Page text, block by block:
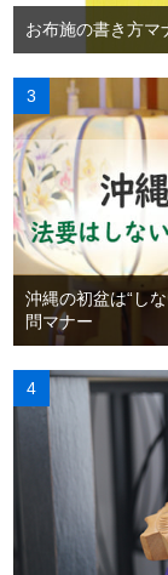
お布施の書き方
沖縄の初盆は“し
問マナー